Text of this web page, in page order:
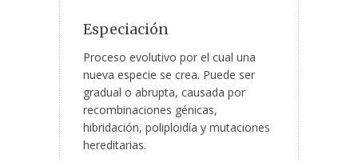
Especiación
Proceso evolutivo por el cual una
nueva especie se crea. Puede ser
gradual o abrupta, causada por
recombinaciones génicas,
hibridación, poliploidía y mutaciones
hereditarias.